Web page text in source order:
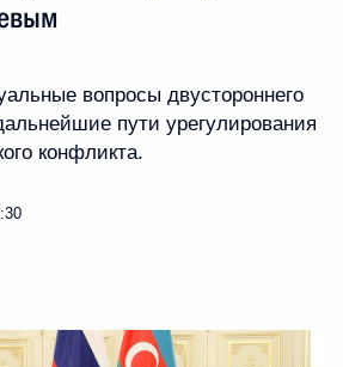
вопросы двустороннего
пути урегулирования
конфликта.